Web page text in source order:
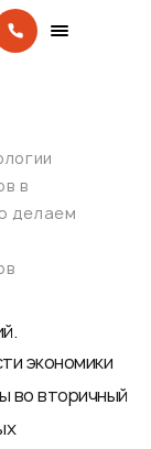
в
делаем
экономики
во вторичный